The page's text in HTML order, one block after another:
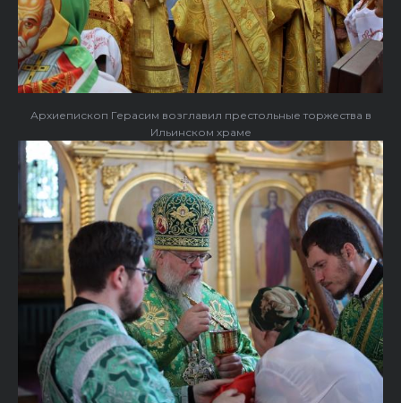
Архиепископ Герасим возглавил престольные торжества в
Ильинском храме